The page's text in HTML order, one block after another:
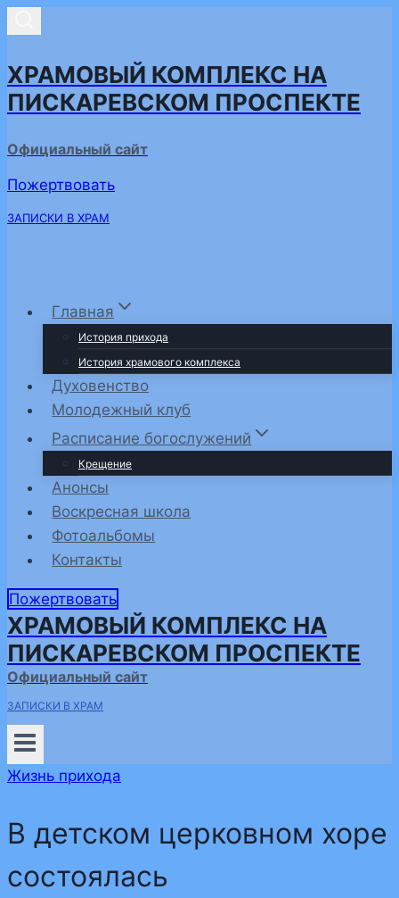
содержимому
ХРАМОВЫЙ КОМПЛЕКС НА
ПИСКАРЕВСКОМ ПРОСПЕКТЕ
Официальный сайт
Пожертвовать
ЗАПИСКИ В ХРАМ
Главная
История прихода
История храмового комплекса
Духовенство
Молодежный клуб
Расписание богослужений
Крещение
Анонсы
Воскресная школа
Фотоальбомы
Контакты
Пожертвовать
ХРАМОВЫЙ КОМПЛЕКС НА
ПИСКАРЕВСКОМ ПРОСПЕКТЕ
Официальный сайт
ЗАПИСКИ В ХРАМ
Жизнь прихода
В детском церковном хоре
состоялась